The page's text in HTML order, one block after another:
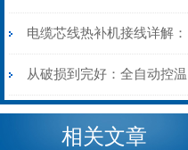
断逻辑
辑
工作原理：揭秘高效润滑的
机械密码
电缆芯线热补机接线详解：
从入门到精通
从破损到完好：全自动控温
电缆热补机的核心价值
相关文章